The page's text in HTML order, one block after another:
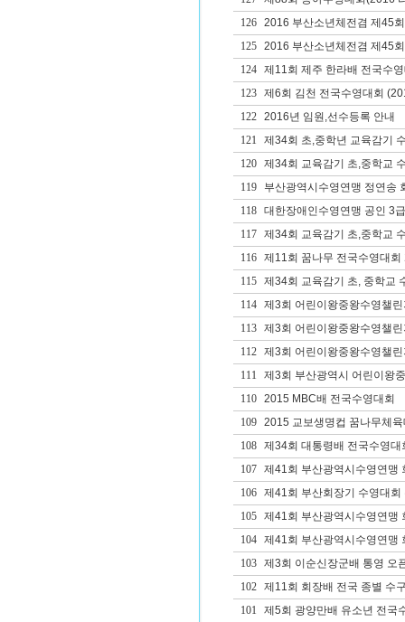
126
2016 부산소년체전겸 제45
125
2016 부산소년체전겸 제45
124
제11회 제주 한라배 전국수
123
제6회 김천 전국수영대회
122
2016년 임원,선수등록 안내
121
제34회 초,중학년 교육감기
120
제34회 교육감기 초,중학교
119
부산광역시수영연맹 정연송
118
대한장애인수영연맹 공인 3
117
제34회 교육감기 초,중학교
116
제11회 꿈나무 전국수영대회
115
제34회 교육감기 초, 중학교
114
제3회 어린이왕중왕수영챌
113
제3회 어린이왕중왕수영챌
112
제3회 어린이왕중왕수영챌
111
제3회 부산광역시 어린이왕
110
2015 MBC배 전국수영대회
109
2015 교보생명컵 꿈나무체
108
제34회 대통령배 전국수영대
107
제41회 부산광역시수영연맹
106
제41회 부산회장기 수영대회
105
제41회 부산광역시수영연맹
104
제41회 부산광역시수영연맹
103
제3회 이순신장군배 통영 오
102
제11회 회장배 전국 종별 수
101
제5회 광양만배 유소년 전국